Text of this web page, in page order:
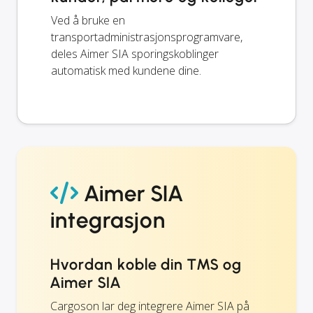
Ved å bruke en
transportadministrasjonsprogramvare,
deles Aimer SIA sporingskoblinger
automatisk med kundene dine.
Aimer SIA
integrasjon
Hvordan koble din TMS og
Aimer SIA
Cargoson lar deg integrere Aimer SIA på